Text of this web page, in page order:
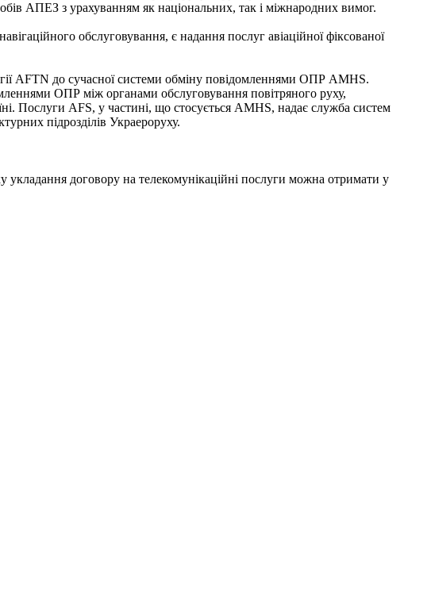
АПЕЗ з урахуванням як національних, так і міжнародних вимог.
обслуговування, є надання послуг авіаційної фіксованої
AFTN до сучасної системи обміну повідомленнями ОПР AMHS.
ОПР між органами обслуговування повітряного руху,
Послуги AFS, у частині, що стосується AMHS, надає служба систем
підрозділів Украероруху.
укладання договору на телекомунікаційні послуги можна отримати у